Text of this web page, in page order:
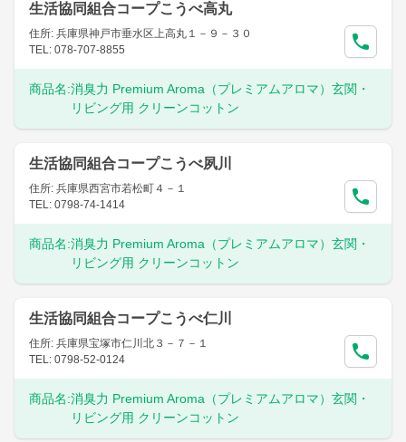
生活協同組合コープこうべ高丸
住所: 兵庫県神戸市垂水区上高丸１－９－３０
TEL: 078-707-8855
商品名:消臭力 Premium Aroma（プレミアムアロマ）玄関・
リビング用 クリーンコットン
生活協同組合コープこうべ夙川
住所: 兵庫県西宮市若松町４－１
TEL: 0798-74-1414
商品名:消臭力 Premium Aroma（プレミアムアロマ）玄関・
リビング用 クリーンコットン
生活協同組合コープこうべ仁川
住所: 兵庫県宝塚市仁川北３－７－１
TEL: 0798-52-0124
商品名:消臭力 Premium Aroma（プレミアムアロマ）玄関・
リビング用 クリーンコットン